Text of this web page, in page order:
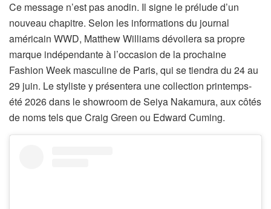
Ce message n’est pas anodin. Il signe le prélude d’un
nouveau chapitre. Selon les informations du journal
américain WWD, Matthew Williams dévoilera sa propre
marque indépendante à l’occasion de la prochaine
Fashion Week masculine de Paris, qui se tiendra du 24 au
29 juin. Le styliste y présentera une collection printemps-
été 2026 dans le showroom de Seiya Nakamura, aux côtés
de noms tels que Craig Green ou Edward Cuming.